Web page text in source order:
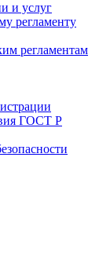
и услуг
регламенту
регламентам
ГОСТ Р